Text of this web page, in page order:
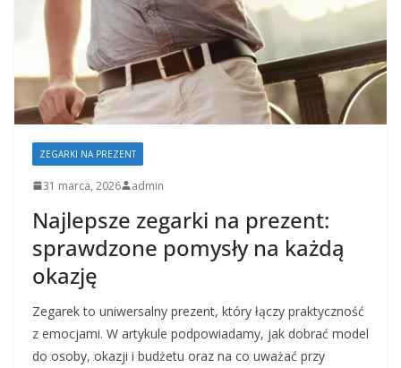
ZEGARKI NA PREZENT
31 marca, 2026 admin
Najlepsze zegarki na prezent:
sprawdzone pomysły na każdą
okazję
Zegarek to uniwersalny prezent, który łączy praktyczność
z emocjami. W artykule podpowiadamy, jak dobrać model
do osoby, okazji i budżetu oraz na co uważać przy